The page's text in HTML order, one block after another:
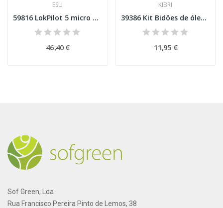
ESU
59816 LokPilot 5 micro DCC/MM/SX 6-pin NEM651
46,40 €
KIBRI
39386 Kit Bidões de óleo , 32 peças Esc H0
11,95 €
Sof Green, Lda
Rua Francisco Pereira Pinto de Lemos, 38